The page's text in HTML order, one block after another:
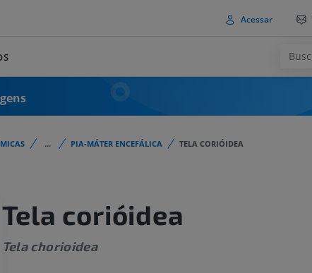
Acessar
... PIA-MÁTER ENCEFÁLICA TELA CORIÓIDEA
Tela corióidea
Tela chorioidea